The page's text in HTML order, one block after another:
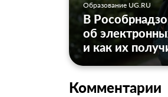
Образование UG.RU
В
об
и как их
Комментарии